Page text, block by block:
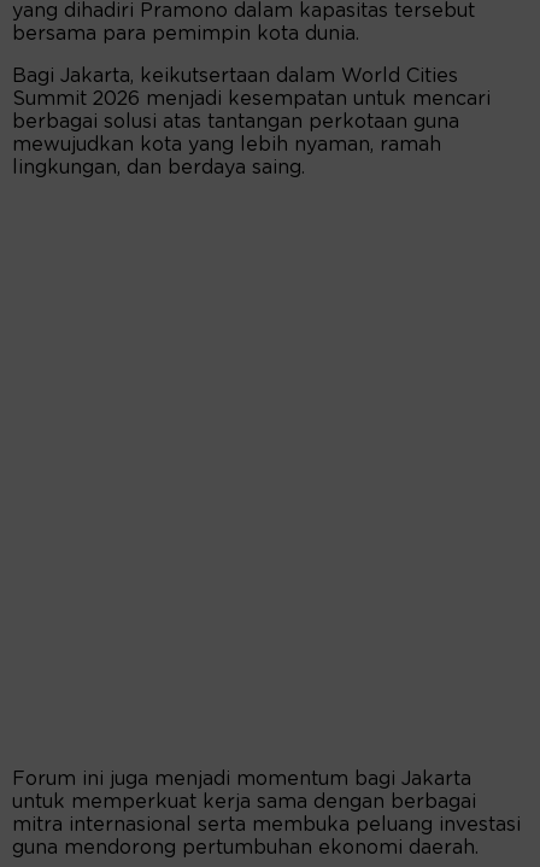
yang dihadiri Pramono dalam kapasitas tersebut
bersama para pemimpin kota dunia.
Bagi Jakarta, keikutsertaan dalam World Cities
Summit 2026 menjadi kesempatan untuk mencari
berbagai solusi atas tantangan perkotaan guna
mewujudkan kota yang lebih nyaman, ramah
lingkungan, dan berdaya saing.
Forum ini juga menjadi momentum bagi Jakarta
untuk memperkuat kerja sama dengan berbagai
mitra internasional serta membuka peluang investasi
guna mendorong pertumbuhan ekonomi daerah.